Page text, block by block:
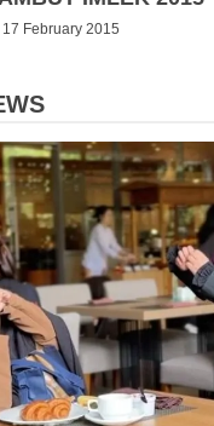
17 February 2015